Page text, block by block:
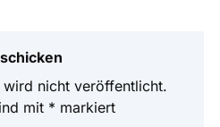
wird nicht veröffentlicht.
mit * markiert